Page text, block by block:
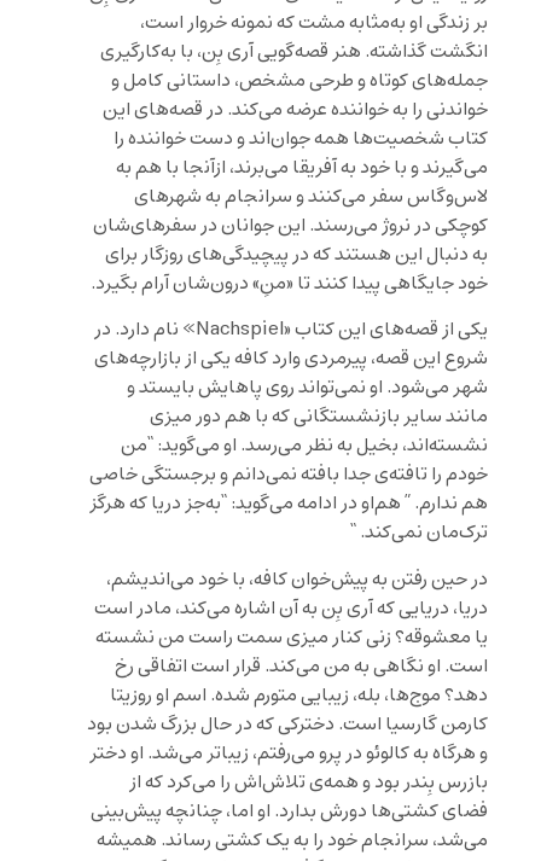
بر زندگی او به‌مثابه مشت که نمونه خروار است،
انگشت گذاشته. هنر قصه‌گویی آری بِن، با به‌کارگیری
جمله‌های کوتاه و طرحی مشخص، داستانی کامل و
خواندنی را به خواننده عرضه می‌کند. در قصه‌های این
کتاب شخصیت‌ها همه جوان‌اند و دست خواننده را
می‌گیرند و با خود به آفریقا می‌برند، ازآنجا با هم به
لاس‌وگاس سفر می‌کنند و سرانجام به شهرهای
کوچکی در نروژ می‌رسند. این جوانان در سفرهای‌شان
به دنبال این هستند که در پیچیدگی‌های روزگار برای
خود جایگاهی پیدا کنند تا «منِ» درون‌شان آرام بگیرد.
یکی از قصه‌های این کتاب «Nachspiel» نام دارد. در
شروع این قصه، پیرمردی وارد کافه یکی از بازارچه‌های
شهر می‌شود. او نمی‌تواند روی پاهایش بایستد و
مانند سایر بازنشستگانی که با هم دور میزی
نشسته‌اند، بخیل به نظر می‌رسد. او می‌گوید: “من
خودم را تافته‌ی جدا بافته نمی‌دانم و برجستگی خاصی
هم ندارم. ” هم‌او در ادامه می‌گوید: “به‌جز دریا که هرگز
ترک‌مان نمی‌کند. “
در حین رفتن به پیش‌خوان کافه، با خود می‌اندیشم،
دریا، دریایی که آری بِن به آن اشاره می‌کند، مادر است
یا معشوقه؟ زنی کنار میزی سمت راست من نشسته
است. او نگاهی به من می‌کند. قرار است اتفاقی رخ
دهد؟ موج‌ها، بله، زیبایی متورم شده. اسم او روزیتا
کارمن گارسیا است. دخترکی که در حال بزرگ شدن بود
و هرگاه به کالوئو در پرو می‌رفتم، زیباتر می‌شد. او دختر
بازرس بِندر بود و همه‌ی تلاش‌اش را می‌کرد که از
فضای کشتی‌ها دورش بدارد. او اما، چنانچه پیش‌بینی
می‌شد، سرانجام خود را به یک کشتی رساند. همیشه